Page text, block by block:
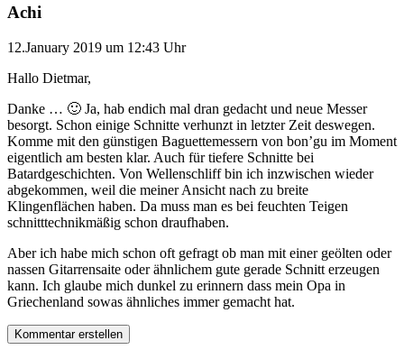
Achi
12.January 2019 um 12:43 Uhr
Hallo Dietmar,
Danke … 🙂 Ja, hab endich mal dran gedacht und neue Messer
besorgt. Schon einige Schnitte verhunzt in letzter Zeit deswegen.
Komme mit den günstigen Baguettemessern von bon’gu im Moment
eigentlich am besten klar. Auch für tiefere Schnitte bei
Batardgeschichten. Von Wellenschliff bin ich inzwischen wieder
abgekommen, weil die meiner Ansicht nach zu breite
Klingenflächen haben. Da muss man es bei feuchten Teigen
schnitttechnikmäßig schon draufhaben.
Aber ich habe mich schon oft gefragt ob man mit einer geölten oder
nassen Gitarrensaite oder ähnlichem gute gerade Schnitt erzeugen
kann. Ich glaube mich dunkel zu erinnern dass mein Opa in
Griechenland sowas ähnliches immer gemacht hat.
Kommentar erstellen